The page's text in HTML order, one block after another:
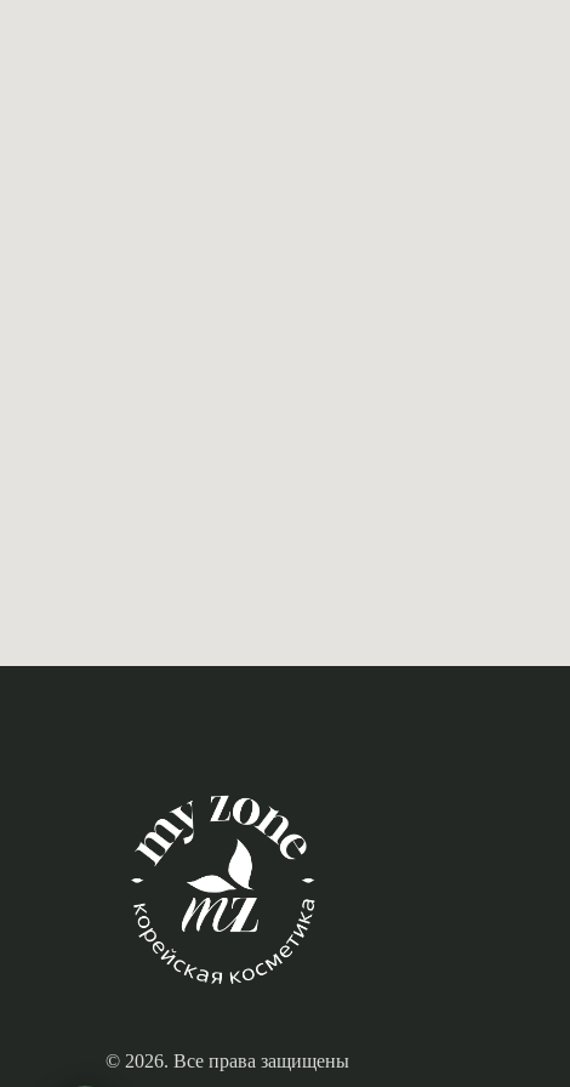
© 2026. Все права защищены